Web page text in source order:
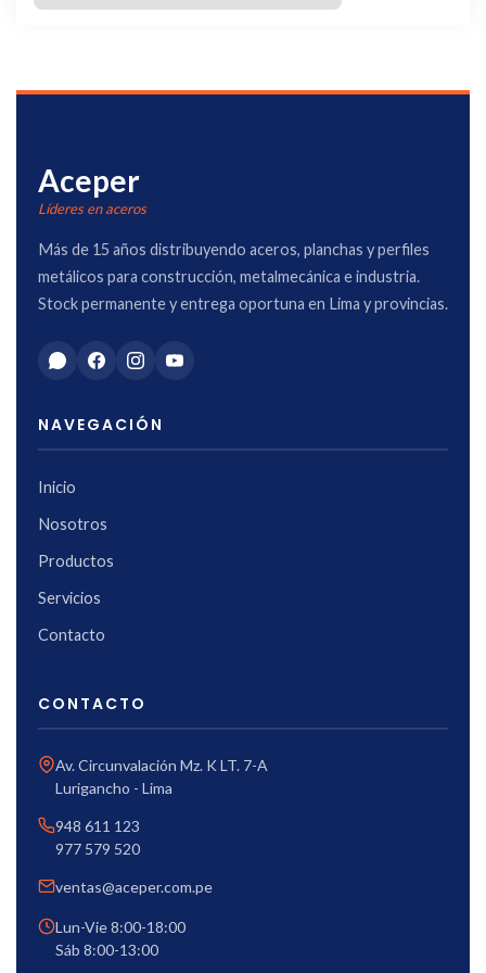
Aceper
Líderes en aceros
Más de 15 años distribuyendo aceros, planchas y perfiles
metálicos para construcción, metalmecánica e industria.
Stock permanente y entrega oportuna en Lima y provincias.
NAVEGACIÓN
Inicio
Nosotros
Productos
Servicios
Contacto
CONTACTO
Av. Circunvalación Mz. K LT. 7-A
Lurigancho - Lima
948 611 123
977 579 520
ventas@aceper.com.pe
Lun-Vie 8:00-18:00
Sáb 8:00-13:00